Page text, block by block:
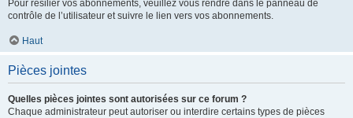
Pour résilier vos abonnements, veuillez vous rendre dans le panneau de
contrôle de l’utilisateur et suivre le lien vers vos abonnements.
Haut
Pièces jointes
Quelles pièces jointes sont autorisées sur ce forum ?
Chaque administrateur peut autoriser ou interdire certains types de pièces